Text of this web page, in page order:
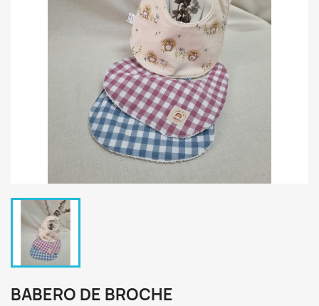
BABERO DE BROCHE